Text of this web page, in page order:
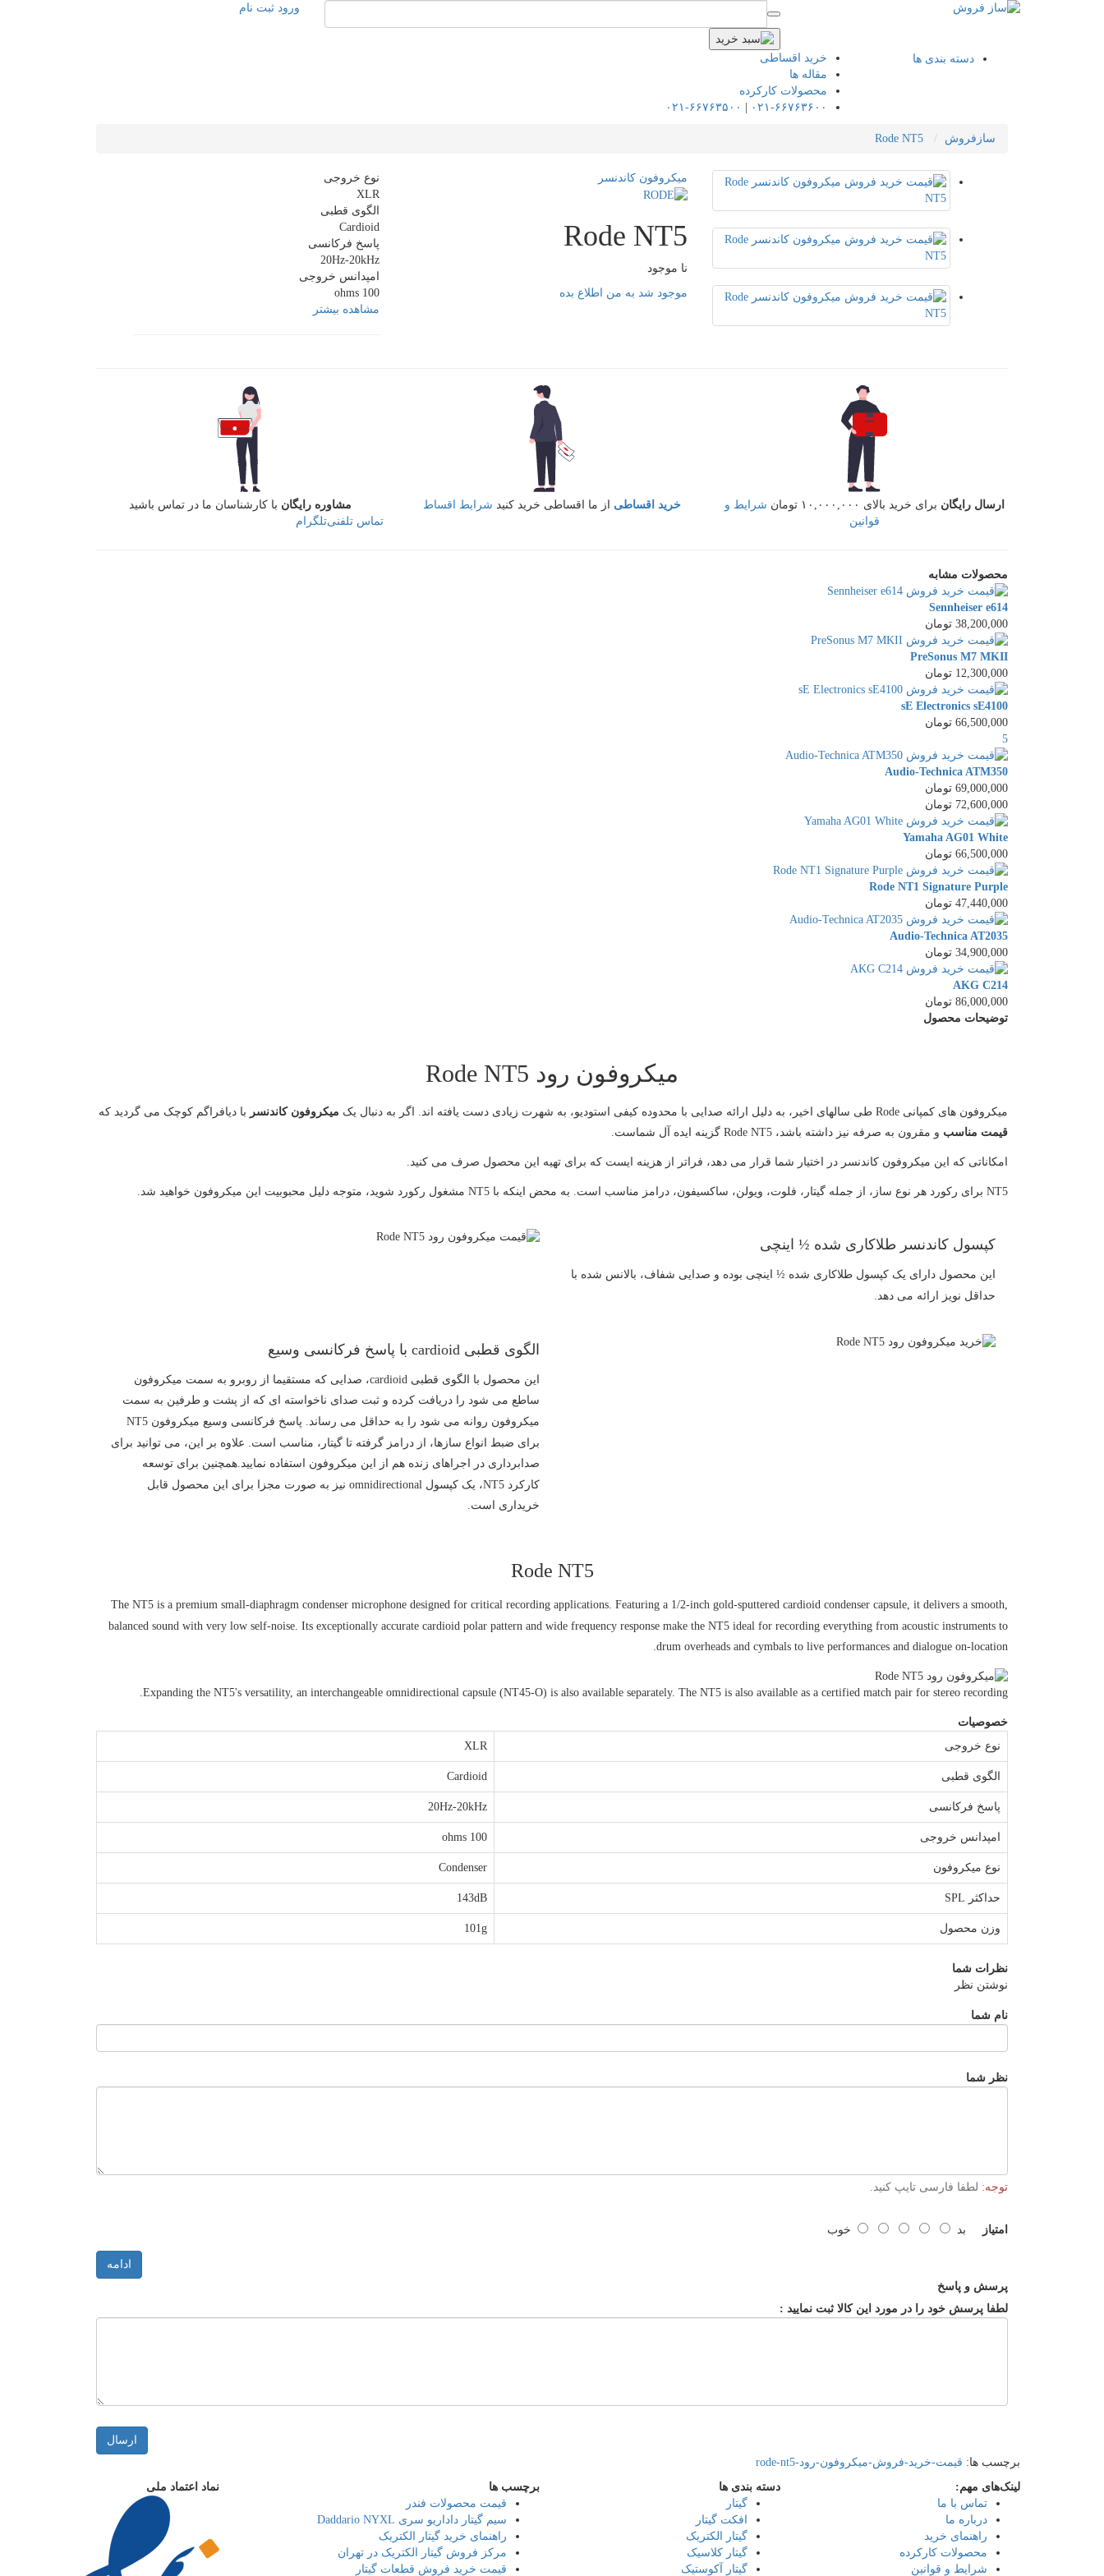
ورود ثبت نام
دسته بندی ها
خرید اقساطی
مقاله ها
محصولات کارکرده
۰۲۱-۶۶۷۶۳۶۰۰
۰۲۱-۶۶۷۶۳۵۰۰
سازفروش Rode NT5
میکروفون کاندنسر
Rode NT5
نا موجود
موجود شد به من اطلاع بده
نوع خروجی
XLR
الگوی قطبی
Cardioid
پاسخ فرکانسی
20Hz-20kHz
امپدانس خروجی
100 ohms
مشاهده بیشتر
ارسال رایگان برای خرید بالای ۱۰,۰۰۰,۰۰۰ تومان
شرایط و
قوانین
خرید اقساطی از ما اقساطی خرید کنید شرایط اقساط مشاوره رایگان با کارشناسان ما در تماس باشید
تماس تلفنیتلگرام
محصولات مشابه
Sennheiser e614
38,200,000 تومان
PreSonus M7 MKII
12,300,000 تومان
sE Electronics sE4100
66,500,000 تومان
5
Audio-Technica ATM350
69,000,000 تومان
72,600,000 تومان
Yamaha AG01 White
66,500,000 تومان
Rode NT1 Signature Purple
47,440,000 تومان
Audio-Technica AT2035
34,900,000 تومان
AKG C214
86,000,000 تومان
توضیحات محصول
میکروفون رود Rode NT5
میکروفون های کمپانی Rode طی سالهای اخیر، به دلیل ارائه صدایی با محدوده کیفی استودیو، به شهرت زیادی دست یافته اند. اگر به دنبال یک میکروفون کاندنسر با دیافراگم کوچک می گردید که
قیمت مناسب و مقرون به صرفه نیز داشته باشد، Rode NT5 گزینه ایده آل شماست.
امکاناتی که این میکروفون کاندنسر در اختیار شما قرار می دهد، فراتر از هزینه ایست که برای تهیه این محصول صرف می کنید.
NT5 برای رکورد هر نوع ساز، از جمله گیتار، فلوت، ویولن، ساکسیفون، درامز مناسب است. به محض اینکه با NT5 مشغول رکورد شوید، متوجه دلیل محبوبیت این میکروفون خواهید شد.
کپسول کاندنسر طلاکاری شده ½ اینچی
این محصول دارای یک کپسول طلاکاری شده ½ اینچی بوده و صدایی شفاف، بالانس شده با
حداقل نویز ارائه می دهد.
الگوی قطبی cardioid با پاسخ فرکانسی وسیع
این محصول با الگوی قطبی cardioid، صدایی که مستقیما از روبرو به سمت میکروفون
ساطع می شود را دریافت کرده و ثبت صدای ناخواسته ای که از پشت و طرفین به سمت
میکروفون روانه می شود را به حداقل می رساند. پاسخ فرکانسی وسیع میکروفون NT5
برای ضبط انواع سازها، از درامز گرفته تا گیتار، مناسب است. علاوه بر این، می توانید برای
صدابرداری در اجراهای زنده هم از این میکروفون استفاده نمایید.همچنین برای توسعه
کارکرد NT5، یک کپسول omnidirectional نیز به صورت مجزا برای این محصول قابل
خریداری است.
Rode NT5
The NT5 is a premium small-diaphragm condenser microphone designed for critical recording applications. Featuring a 1/2-inch gold-sputtered cardioid condenser capsule, it delivers a smooth,
balanced sound with very low self-noise. Its exceptionally accurate cardioid polar pattern and wide frequency response make the NT5 ideal for recording everything from acoustic instruments to
drum overheads and cymbals to live performances and dialogue on-location.
Expanding the NT5's versatility, an interchangeable omnidirectional capsule (NT45-O) is also available separately. The NT5 is also available as a certified match pair for stereo recording.
خصوصیات
نوع خروجی
XLR
الگوی قطبی Cardioid
پاسخ فرکانسی 20Hz-20kHz
امپدانس خروجی 100 ohms
نوع میکروفون Condenser
حداکثر SPL 143dB
وزن محصول 101g
نظرات شما
نوشتن نظر
نام شما
نظر شما
توجه: لطفا فارسی تایپ کنید.
امتیاز بد خوب
ادامه
پرسش و پاسخ
لطفا پرسش خود را در مورد این کالا ثبت نمایید :
ارسال
برچسب ها: قیمت-خرید-فروش-میکروفون-رود-rode-nt5
لینک‌های مهم:
تماس با ما
درباره ما
راهنمای خرید
محصولات کارکرده
شرایط و قوانین
دسته بندی ها
گیتار
افکت گیتار
گیتار الکتریک
گیتار کلاسیک
گیتار آکوستیک
برچسب ها
قیمت محصولات فندر
سیم گیتار داداریو سری Daddario NYXL
راهنمای خرید گیتار الکتریک
مرکز فروش گیتار الکتریک در تهران
قیمت خرید فروش قطعات گیتار
نماد اعتماد ملی